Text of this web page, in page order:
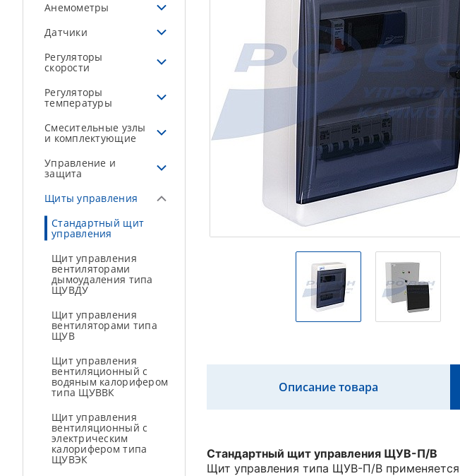
Анемометры
Датчики
Регуляторы
скорости
Регуляторы
температуры
Смесительные узлы
и комплектующие
Управление и
защита
Щиты управления
Стандартный щит
управления
Щит управления
вентиляторами
дымоудаления типа
ЩУВДУ
Щит управления
вентиляторами типа
ЩУВ
Щит управления
вентиляционный с
водяным калорифером
типа ЩУВВК
Щит управления
вентиляционный с
электрическим
калорифером типа
ЩУВЭК
Описание товара
Стандартный щит управления ЩУВ-П/В
Щит управления типа ЩУВ-П/В